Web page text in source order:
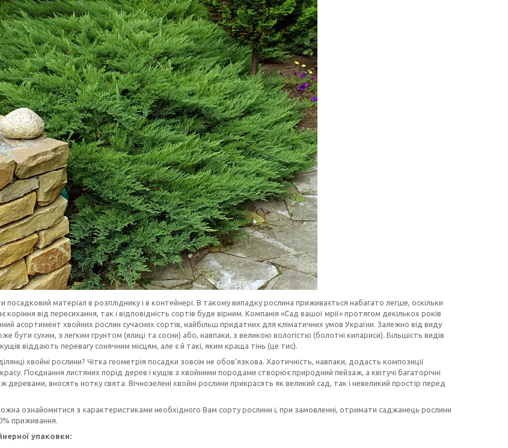
посадковий матеріал в розпліднику і в контейнері. В такому випадку рослина приживається набагато легше, оскільки
коріння від пересихання, так і відповідність сортів буде вірним. Компанія «Сад вашої мрії» протягом декількох років
асортимент хвойних рослин сучасних сортів, найбільш придатних для кліматичних умов України. Залежно від виду
бути сухим, з легким грунтом (ялиці та сосни) або, навпаки, з великою вологістю (болотні кипариси). Більшість видів
віддають перевагу сонячним місцям, але є й такі, яким краща тінь (це тис).
хвойні рослини? Чітка геометрія посадки зовсім не обов'язкова. Хаотичність, навпаки, додасть композиції
красу. Поєднання листяних порід дерев і кущів з хвойними породами створює природний пейзаж, а квітучі багаторічні
деревами, вносять нотку свята. Вічнозелені хвойні рослини прикрасять як великий сад, так і невеликий простір перед
ознайомитися з характеристиками необхідного Вам сорту рослини і, при замовленні, отримати саджанець рослини
приживання.
упаковки: